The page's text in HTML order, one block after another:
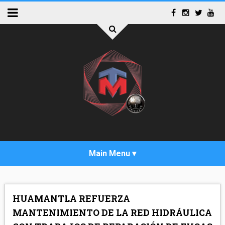
HUAMANTLA REFUERZA
MANTENIMIENTO DE LA RED HIDRÁULICA